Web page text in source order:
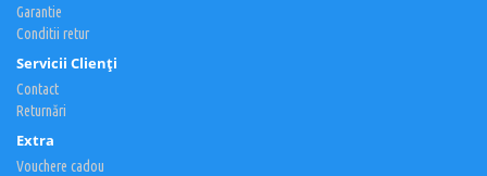
Garantie
Conditii retur
Servicii Clienţi
Contact
Returnări
Extra
Vouchere cadou